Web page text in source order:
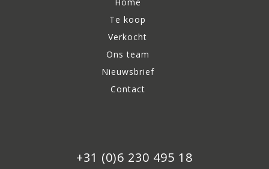
Te koop
Verkocht
Ons team
Nieuwsbrief
Contact
+31 (0)6 230 495 18